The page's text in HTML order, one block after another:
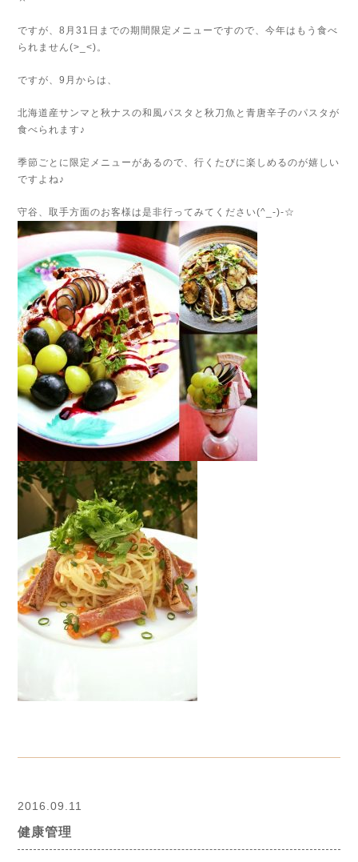
ですが、8月31日までの期間限定メニューですので、今年はもう食べ
られません(>_<)。
ですが、9月からは、
北海道産サンマと秋ナスの和風パスタと秋刀魚と青唐辛子のパスタが
食べられます♪
季節ごとに限定メニューがあるので、行くたびに楽しめるのが嬉しい
ですよね♪
守谷、取手方面のお客様は是非行ってみてください(^_-)-☆
2016.09.11
健康管理